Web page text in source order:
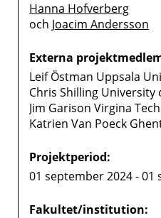
Hanna Hofverberg
och Joacim Andersson
Externa
Leif Östman Uppsala
Chris Shilling University
Jim Garison Virgina
Katrien Van Poeck
Projektperiod:
01 september 2024 - 01
Fakultet/institution: